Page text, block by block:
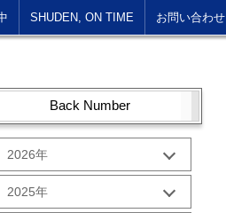
SHUDEN, ON TIME お問い合わせ
Back Number
2026年
1月 (1)
2025年